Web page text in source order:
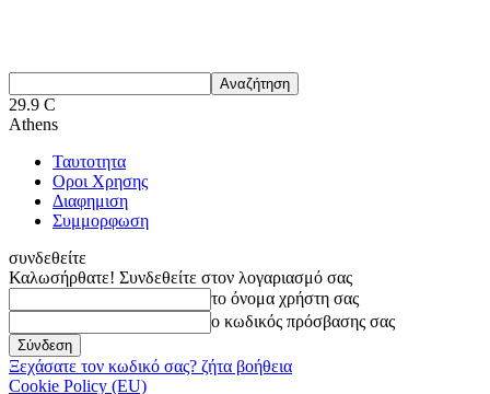
29.9 C
Athens
Ταυτοτητα
Οροι Χρησης
Διαφημιση
Συμμορφωση
συνδεθείτε
Καλωσήρθατε! Συνδεθείτε στον λογαριασμό σας
το όνομα χρήστη σας
ο κωδικός πρόσβασης σας
Ξεχάσατε τον κωδικό σας? ζήτα βοήθεια
Cookie Policy (EU)